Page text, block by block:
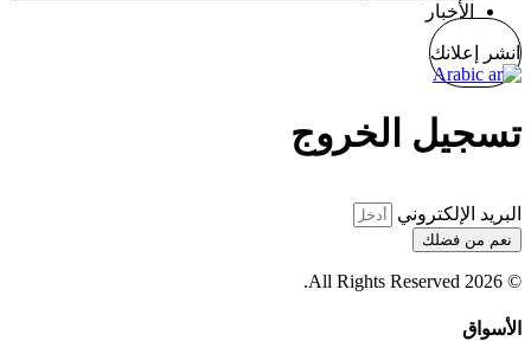
الأخبار
انشر إعلانك
Arabic
تسجيل الخروج
البريد الإلكتروني
نعم من فضلك
© 2026 All Rights Reserved.
الأسواق